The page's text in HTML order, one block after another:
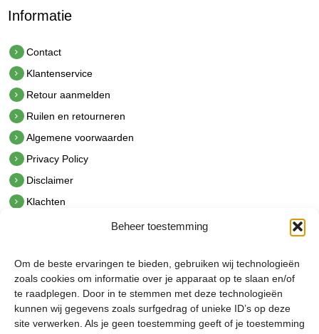
Beheer toestemming
Om de beste ervaringen te bieden, gebruiken wij technologieën
zoals cookies om informatie over je apparaat op te slaan en/of
te raadplegen. Door in te stemmen met deze technologieën
kunnen wij gegevens zoals surfgedrag of unieke ID’s op deze
site verwerken. Als je geen toestemming geeft of je toestemming
Informatie
Contact
Klantenservice
Retour aanmelden
Ruilen en retourneren
Algemene voorwaarden
Privacy Policy
Disclaimer
Klachten
hetindustriehuis B.V.
De Hoek 1 1601 MR Enkhuizen
t.0228 53 00 40
e.info@hetindustriehuis.com
KVK 51483904